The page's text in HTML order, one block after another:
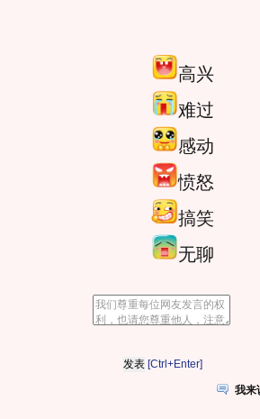
高兴
难过
感动
愤怒
搞笑
无聊
[Ctrl+Enter]
我来